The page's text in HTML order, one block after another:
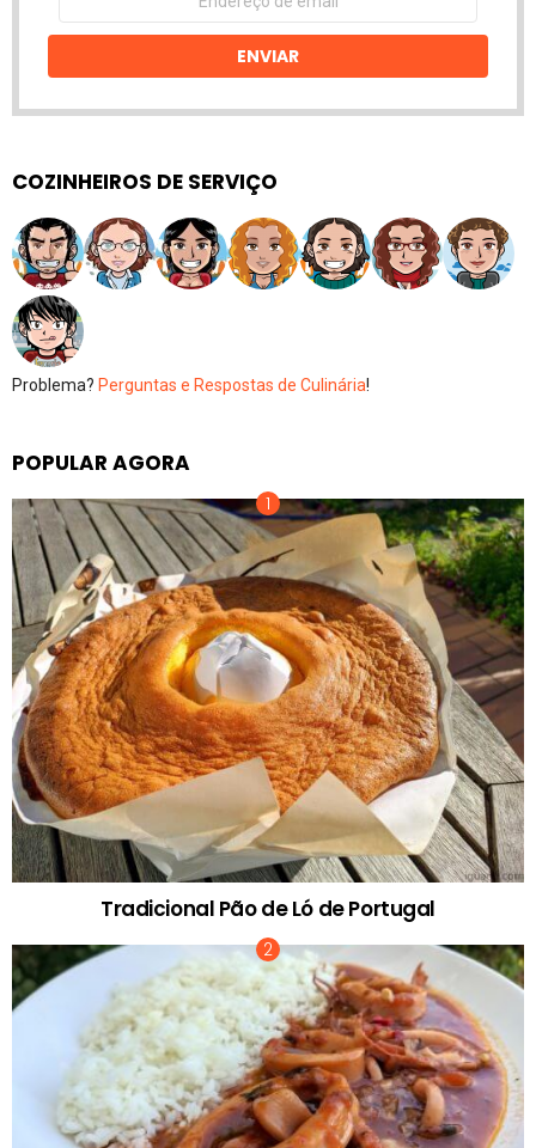
email
ENVIAR
COZINHEIROS DE SERVIÇO
Problema? Perguntas e Respostas de Culinária!
POPULAR AGORA
Tradicional Pão de Ló de Portugal